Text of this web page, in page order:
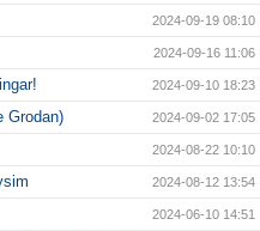
2024-09-19 08:10
2024-09-16 11:06
2024-09-10 18:23
Grodan) 2024-09-02 17:05
2024-08-22 10:10
2024-08-12 13:54
2024-06-10 14:51